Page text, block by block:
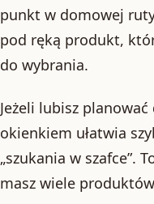
punkt w domowej
pod ręką produkt,
do wybrania.
Jeżeli lubisz
okienkiem ułatwia
„szukania w szafce”.
masz wiele